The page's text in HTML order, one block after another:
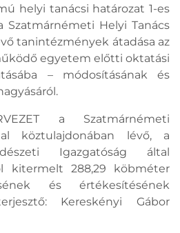
helyi tanácsi határozat 1-es
Szatmárnémeti Helyi Tanács
tanintézmények átadása az
egyetem előtti oktatási
– módosításának és
a Szatmárnémeti
köztulajdonában lévő, a
Igazgatóság által
kitermelt 288,29 köbméter
és értékesítésének
Kereskényi Gábor